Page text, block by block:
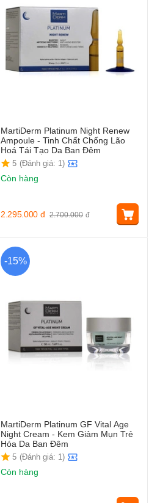
MartiDerm Platinum Night Renew
Ampoule - Tinh Chất Chống Lão
Hoá Tái Tạo Da Ban Đêm
5 (Đánh giá: 1)
Còn hàng
2.700.000 đ
2.295.000 đ
-15%
MartiDerm Platinum GF Vital Age
Night Cream - Kem Giảm Mụn Trẻ
Hóa Da Ban Đêm
5 (Đánh giá: 1)
Còn hàng